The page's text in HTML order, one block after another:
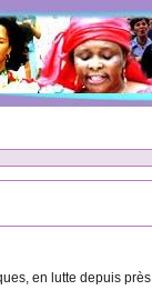
en lutte depuis